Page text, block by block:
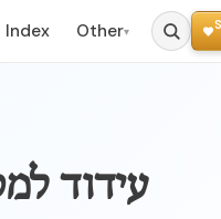
Index Other▾
עידוד